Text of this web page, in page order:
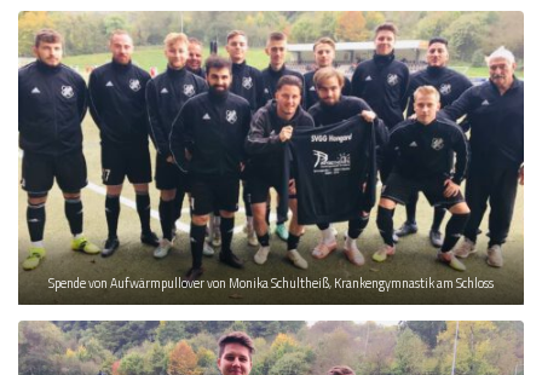
Spende von Aufwärmpullover von Monika Schultheiß, Krankengymnastik am Schloss